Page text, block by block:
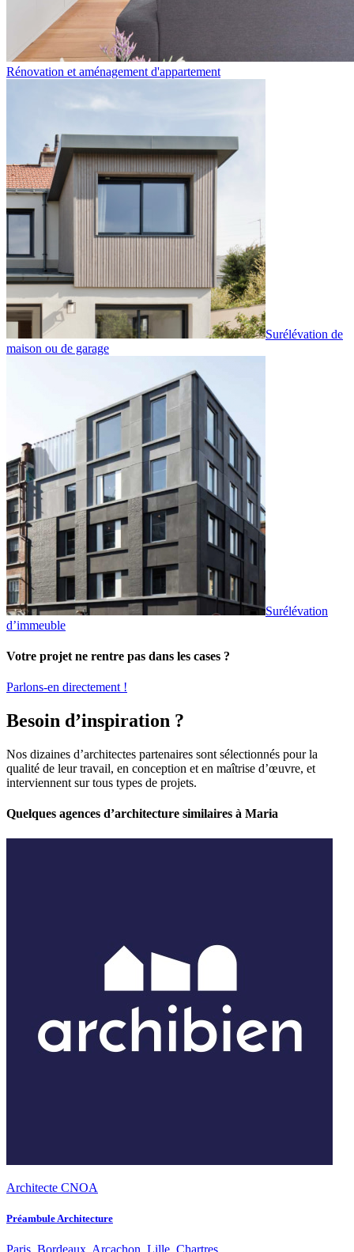
Rénovation et aménagement d'appartement
Surélévation de
maison ou de garage
Surélévation
d’immeuble
Votre projet ne rentre pas dans les cases ?
Parlons-en directement !
Besoin d’inspiration ?
Nos dizaines d’architectes partenaires sont sélectionnés pour la
qualité de leur travail, en conception et en maîtrise d’œuvre, et
interviennent sur tous types de projets.
Quelques agences d’architecture similaires à Maria
Architecte CNOA
Préambule Architecture
Paris, Bordeaux, Arcachon, Lille, Chartres